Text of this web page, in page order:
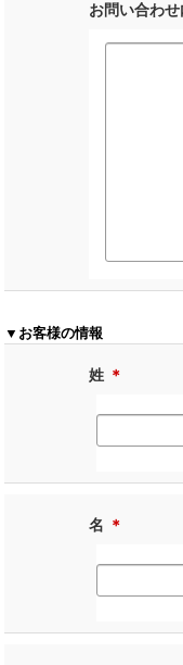
お問い合わ
▼お客様の情報
姓 ＊
名 ＊